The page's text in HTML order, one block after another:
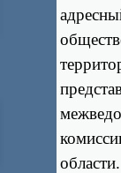
области.